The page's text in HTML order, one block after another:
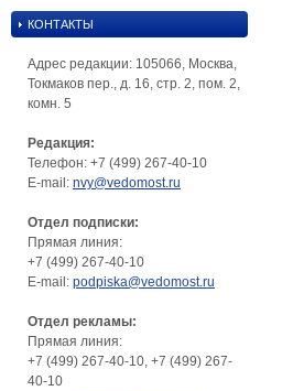
КОНТАКТЫ
Адрес редакции: 105066, Москва,
Токмаков пер., д. 16, стр. 2, пом. 2,
комн. 5
Редакция:
Телефон: +7 (499) 267-40-10
E-mail: nvy@vedomost.ru
Отдел подписки:
Прямая линия:
+7 (499) 267-40-10
E-mail: podpiska@vedomost.ru
Отдел рекламы:
Прямая линия:
+7 (499) 267-40-10, +7 (499) 267-
40-10